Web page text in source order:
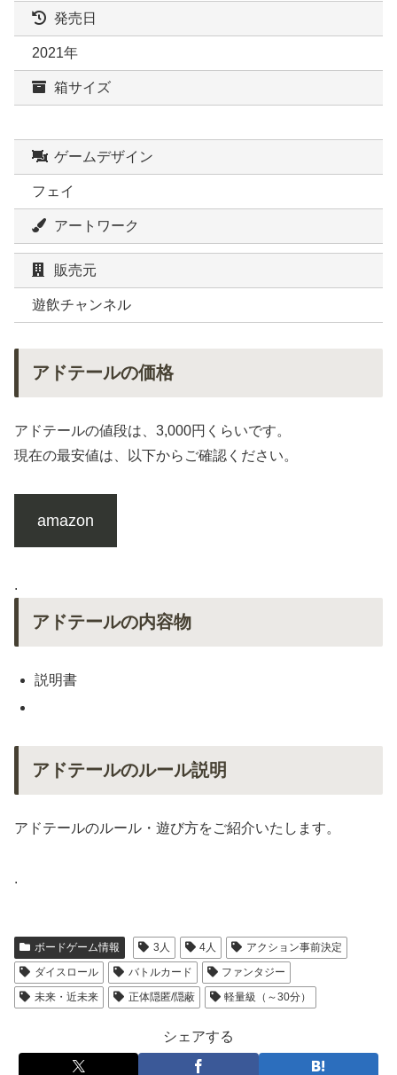
発売日
2021年
箱サイズ
ゲームデザイン
フェイ
アートワーク
販売元
遊飲チャンネル
アドテールの価格
アドテールの値段は、3,000円くらいです。
現在の最安値は、以下からご確認ください。
amazon
.
アドテールの内容物
説明書
アドテールのルール説明
アドテールのルール・遊び方をご紹介いたします。
.
ボードゲーム情報 3人 4人
アクション事前決定
ダイスロール
バトルカード
ファンタジー
未来・近未来
正体隠匿/隠蔽 軽量級（～30分）
シェアする